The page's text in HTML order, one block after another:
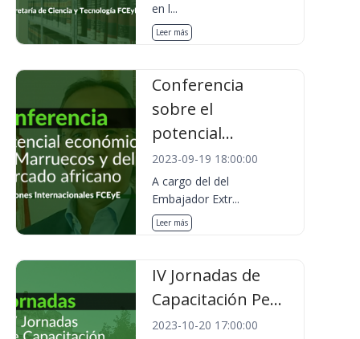
en l...
Leer más
Conferencia
sobre el
potencial...
2023-09-19 18:00:00
A cargo del del
Embajador Extr...
Leer más
IV Jornadas de
Capacitación Pe...
2023-10-20 17:00:00